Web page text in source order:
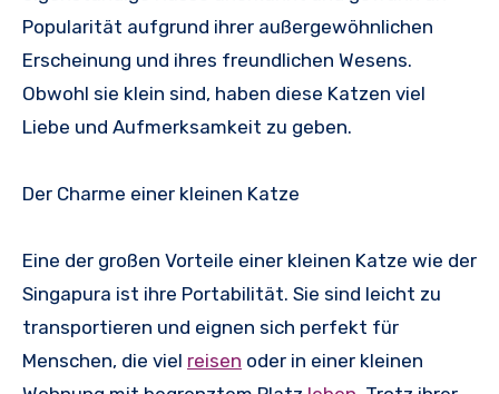
Popularität aufgrund ihrer außergewöhnlichen
Erscheinung und ihres freundlichen Wesens.
Obwohl sie klein sind, haben diese Katzen viel
Liebe und Aufmerksamkeit zu geben.
Der Charme einer kleinen Katze
Eine der großen Vorteile einer kleinen Katze wie der
Singapura ist ihre Portabilität. Sie sind leicht zu
transportieren und eignen sich perfekt für
Menschen, die viel reisen oder in einer kleinen